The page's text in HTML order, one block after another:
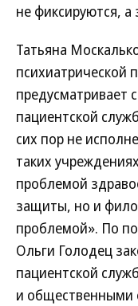
не фиксируются, а
Татьяна
психиатрической
предусматривает
пациентской
сих пор не
таких
проблемой
защиты, но и
проблемой». По
Ольги Голодец
пациентской
и общественными